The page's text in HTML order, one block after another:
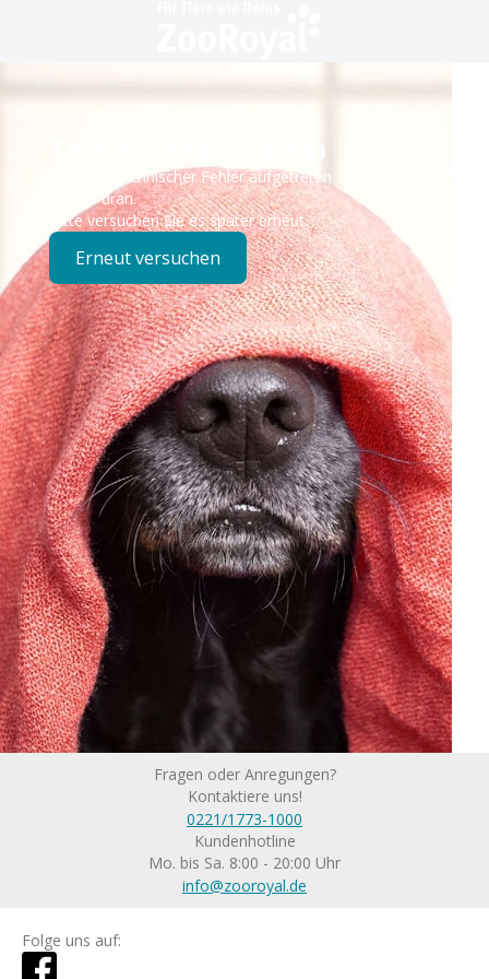
Technisches Problem
Es ist ein technischer Fehler aufgetreten – wir sind
bereits dran.
Bitte versuchen Sie es später erneut.
Erneut versuchen
Fragen oder Anregungen?
Kontaktiere uns!
0221/1773-1000
Kundenhotline
Mo. bis Sa. 8:00 - 20:00 Uhr
info@zooroyal.de
Folge uns auf: